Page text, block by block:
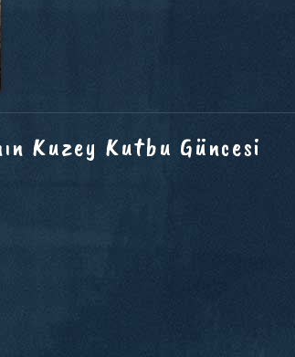
Kuzey Kutbu Güncesi